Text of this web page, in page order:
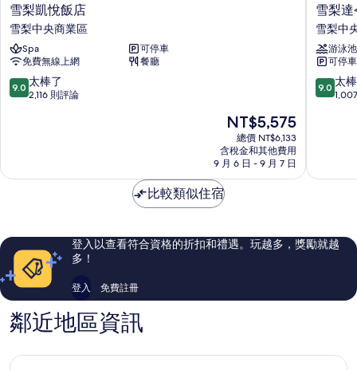
片雪
梨
凱
悅
飯
店
雪
區
雪梨凱悅飯店
雪梨中央商業區
Spa
可停車
免費無線上網
餐廳
9.0
分，
棒
評
論
9.0 太棒了
2,116 則評論
現
價
格
為
NT$5,575
總價 NT$6,133
含稅金和其他費用
9 月 6 日 - 9 月 7 日
雪
梨
達
令
港
索
菲
中
區
雪梨
雪梨中
游泳池
可停車
9.0
分，
棒
評
論
9.0 太
比較類似住宿
登入以查看符合資格的折扣和禮遇。玩越多，獎勵就越
多！
登入 免費註冊
鄰近地區資訊